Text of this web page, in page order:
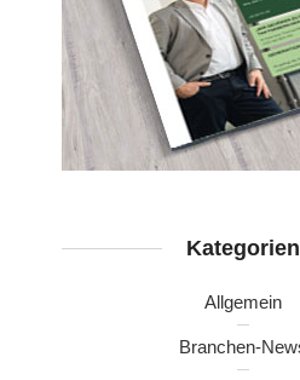
Kategorien
Allgemein
Branchen-